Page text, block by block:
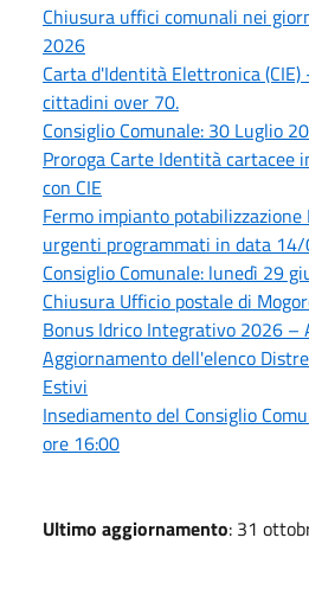
Chiusura uffici comunali nei
2026
Carta d'Identità Elettronica
cittadini over 70.
Consiglio Comunale: 30 Luglio
Proroga Carte Identità cartacee
con CIE
Fermo impianto
urgenti programmati in data
Consiglio Comunale: lunedì 29
Chiusura Ufficio postale di
Bonus Idrico Integrativo 2026 –
Aggiornamento dell'elenco
Estivi
Insediamento del Consiglio
ore 16:00
Ultimo aggiornamento: 31